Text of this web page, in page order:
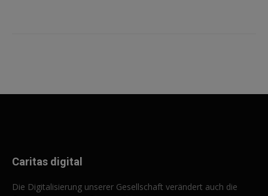
Caritas digital
Die Digitalisierung unserer Gesellschaft verändert auch die